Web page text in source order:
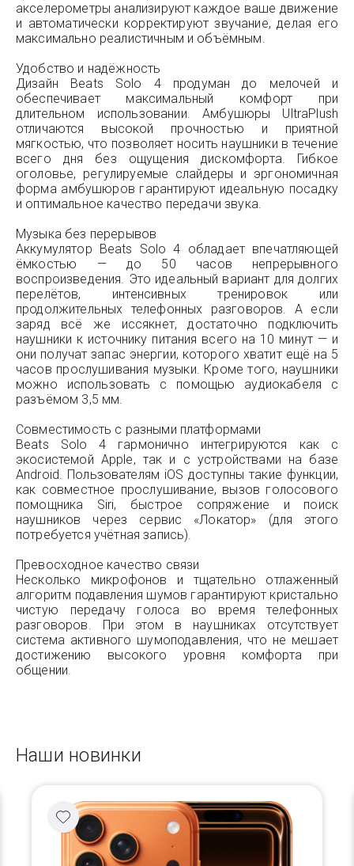
акселерометры анализируют каждое ваше движение
и автоматически корректируют звучание, делая его
максимально реалистичным и объёмным.
Удобство и надёжность
Дизайн Beats Solo 4 продуман до мелочей и
обеспечивает максимальный комфорт при
длительном использовании. Амбушюры UltraPlush
отличаются высокой прочностью и приятной
мягкостью, что позволяет носить наушники в течение
всего дня без ощущения дискомфорта. Гибкое
оголовье, регулируемые слайдеры и эргономичная
форма амбушюров гарантируют идеальную посадку
и оптимальное качество передачи звука.
Музыка без перерывов
Аккумулятор Beats Solo 4 обладает впечатляющей
ёмкостью — до 50 часов непрерывного
воспроизведения. Это идеальный вариант для долгих
перелётов, интенсивных тренировок или
продолжительных телефонных разговоров. А если
заряд всё же иссякнет, достаточно подключить
наушники к источнику питания всего на 10 минут — и
они получат запас энергии, которого хватит ещё на 5
часов прослушивания музыки. Кроме того, наушники
можно использовать с помощью аудиокабеля с
разъёмом 3,5 мм.
Совместимость с разными платформами
Beats Solo 4 гармонично интегрируются как с
экосистемой Apple, так и с устройствами на базе
Android. Пользователям iOS доступны такие функции,
как совместное прослушивание, вызов голосового
помощника Siri, быстрое сопряжение и поиск
наушников через сервис «Локатор» (для этого
потребуется учётная запись).
Превосходное качество связи
Несколько микрофонов и тщательно отлаженный
алгоритм подавления шумов гарантируют кристально
чистую передачу голоса во время телефонных
разговоров. При этом в наушниках отсутствует
система активного шумоподавления, что не мешает
достижению высокого уровня комфорта при
общении.
Наши новинки